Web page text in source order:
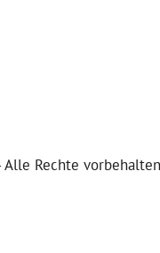
Alle Rechte